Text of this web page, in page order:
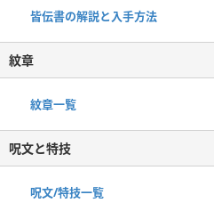
皆伝書の解説と入手方法
紋章
紋章一覧
呪文と特技
呪文/特技一覧